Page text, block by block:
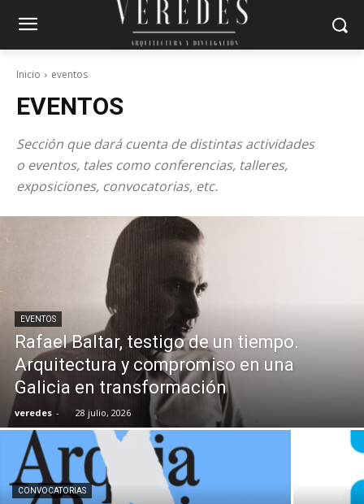
Inicio eventos
EVENTOS
Sección que dará cuenta de distintas actividades
o eventos, tales como conferencias, talleres,
exposiciones, convocatorias, etc.
EVENTOS
Rafael Baltar, testigo de un tiempo.
Arquitectura y compromiso en una
Galicia en transformación
veredes - 28 julio, 2026
CONVOCATORIAS